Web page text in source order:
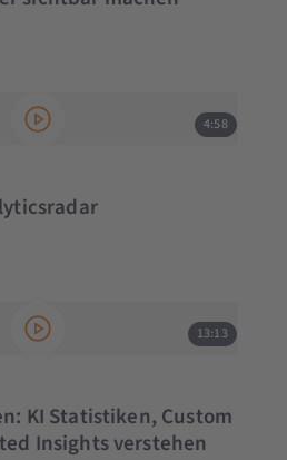
4:58
13:13
KI Statistiken, Custom
Insights verstehen